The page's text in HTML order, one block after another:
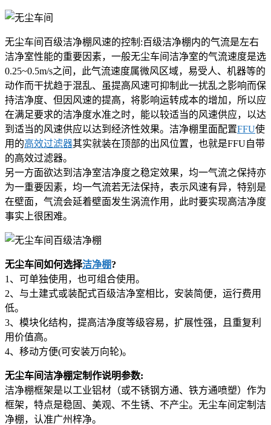
无尘车间百级洁净棚风速的控制:百级洁净棚内的气流是左右
洁净室性能的重要因素，一般无尘车间洁净室的气流速度是选
0.25~0.5m/s之间，此气流速度属微风区域，易受人、机器等的
动作而干扰趋于混乱、虽提高风速可抑制此一扰乱之影响而保
持洁净度、但因风速的提高，将影响运转成本的增加，所以应
在满足要求的洁净度水准之时，能以较适当的风速供应，以达
到适当的风速供应以达到经济性效果。洁净棚里面配置FFU使
用的高效过滤器其实就装在顶部的出风位置，也就是FFU自带
的高效过滤器。
另一方面欲达到洁净室洁净度之稳定效果，均一气流之保持亦
为一重要因素，均一气流若无法保持，表示风速有异，特别是
在壁面，气流会延着壁面发生涡流作用，此时要实现高洁净度
事实上很困难。
无尘车间如何选择洁净棚?
1、可单独使用，也可组合使用。
2、与土建式或装配式百级洁净室相比，安装简便，运行费用
低。
3、模块化结构，提高洁净度等级容易，扩展性强，且重复利
用价值高。
4、移动方便(可安装万向轮)。
无尘车间洁净棚定制作说明参数:
洁净棚框架是以工业铝材（或不锈钢方通、铁方通喷塑）作为
框架，特点是稳固、美观、不生锈、不产尘。无尘车间定制洁
净棚，认准广州梓净。